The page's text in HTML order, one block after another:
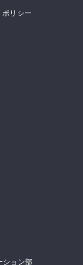
ポリシー
ション部